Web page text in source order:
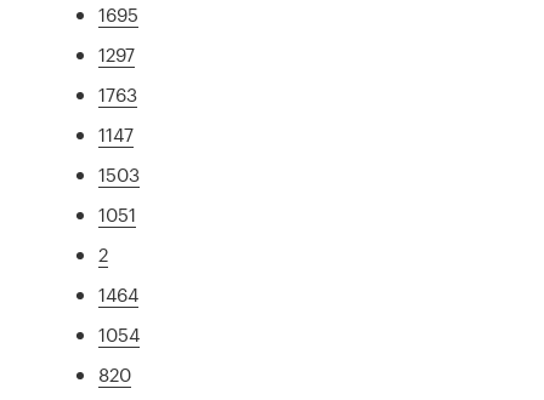
1695
1297
1763
1147
1503
1051
2
1464
1054
820